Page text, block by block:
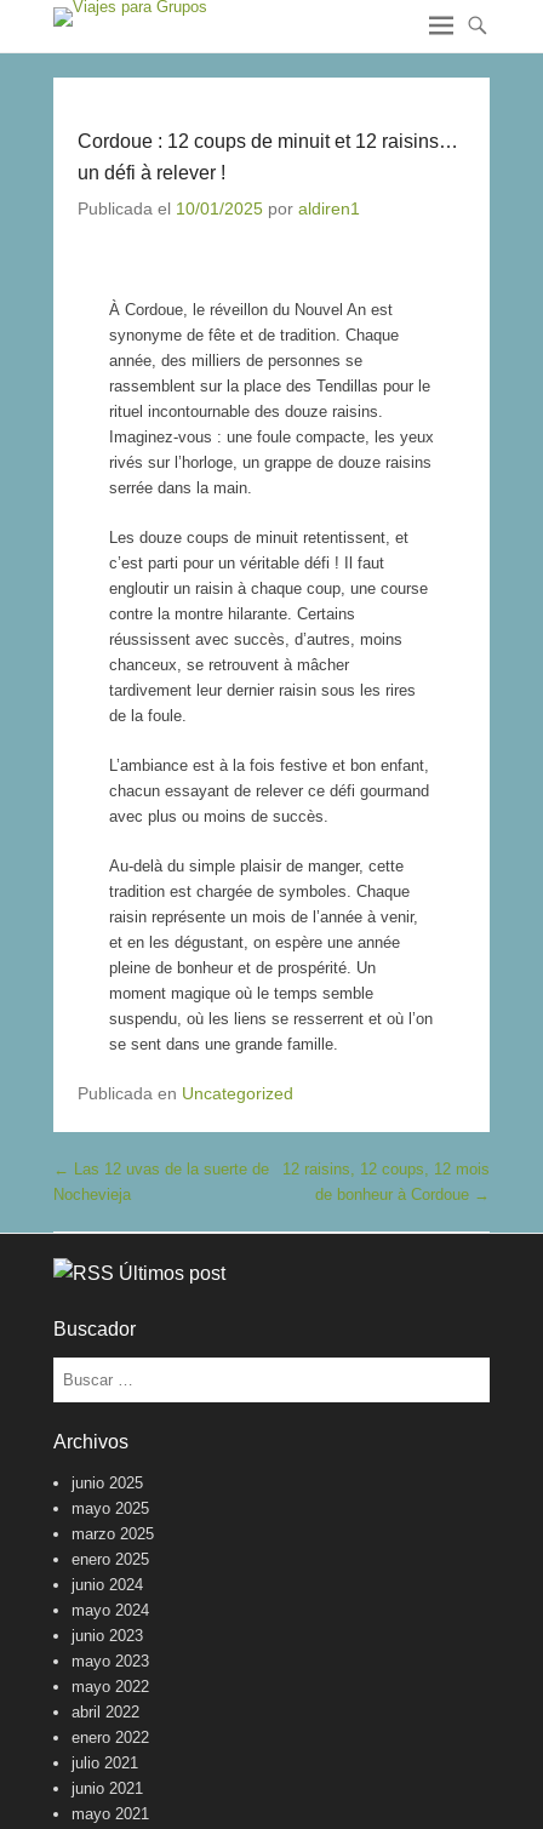
Cordoue : 12 coups de minuit et 12 raisins…
un défi à relever !
Publicada el 10/01/2025 por aldiren1
À Cordoue, le réveillon du Nouvel An est
synonyme de fête et de tradition. Chaque
année, des milliers de personnes se
rassemblent sur la place des Tendillas pour le
rituel incontournable des douze raisins.
Imaginez-vous : une foule compacte, les yeux
rivés sur l’horloge, un grappe de douze raisins
serrée dans la main.
Les douze coups de minuit retentissent, et
c’est parti pour un véritable défi ! Il faut
engloutir un raisin à chaque coup, une course
contre la montre hilarante. Certains
réussissent avec succès, d’autres, moins
chanceux, se retrouvent à mâcher
tardivement leur dernier raisin sous les rires
de la foule.
L’ambiance est à la fois festive et bon enfant,
chacun essayant de relever ce défi gourmand
avec plus ou moins de succès.
Au-delà du simple plaisir de manger, cette
tradition est chargée de symboles. Chaque
raisin représente un mois de l’année à venir,
et en les dégustant, on espère une année
pleine de bonheur et de prospérité. Un
moment magique où le temps semble
suspendu, où les liens se resserrent et où l’on
se sent dans une grande famille.
Publicada en Uncategorized
Navegación de entradas
← Las 12 uvas de la suerte de
Nochevieja
12 raisins, 12 coups, 12 mois
de bonheur à Cordoue →
Últimos post
Buscador
Buscar
Archivos
junio 2025
mayo 2025
marzo 2025
enero 2025
junio 2024
mayo 2024
junio 2023
mayo 2023
mayo 2022
abril 2022
enero 2022
julio 2021
junio 2021
mayo 2021